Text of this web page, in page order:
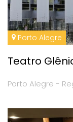
Porto Alegre
Teatro
Porto Alegre -